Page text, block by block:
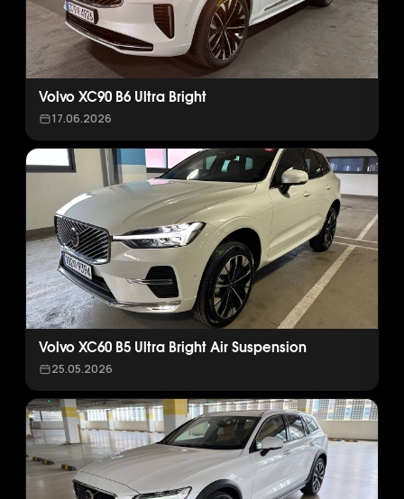
Volvo XC90 B6 Ultra Bright
17.06.2026
Volvo XC60 B5 Ultra Bright Air Suspension
25.05.2026